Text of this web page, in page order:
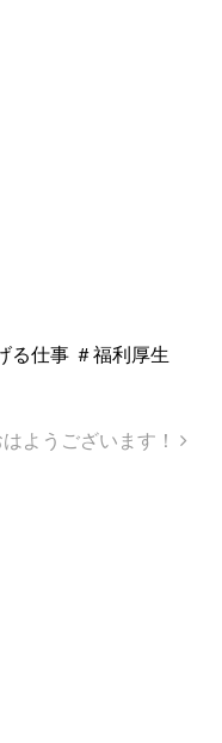
る仕事 ＃福利厚生
はようございます！